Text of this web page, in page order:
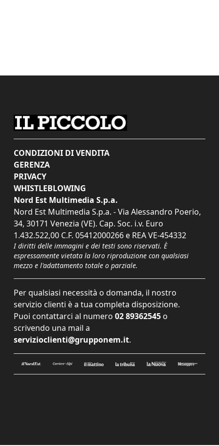
CONDIZIONI DI VENDITA
GERENZA
PRIVACY
WHISTLEBLOWING
Nord Est Multimedia S.p.a.
Nord Est Multimedia S.p.a. - Via Alessandro Poerio,
34, 30171 Venezia (VE). Cap. Soc. i.v. Euro
1.432.522,00 C.F. 05412000266 e REA VE-454332
I diritti delle immagini e dei testi sono riservati. È
espressamente vietata la loro riproduzione con qualsiasi
mezzo e l'adattamento totale o parziale.
Per qualsiasi necessità o domanda, il nostro
servizio clienti è a tua completa disposizione.
Puoi contattarci al numero 02 89362545 o
scrivendo una mail a
servizioclienti@grupponem.it.